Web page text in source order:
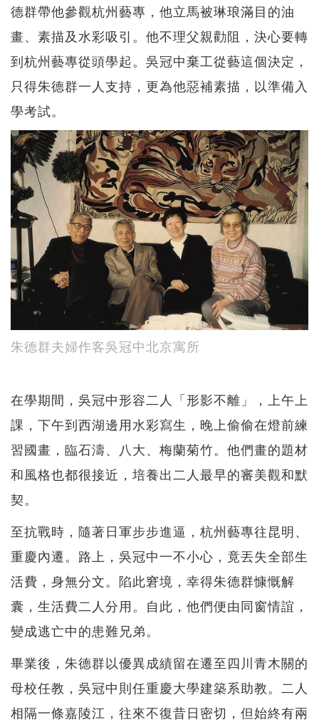
德群帶他參觀杭州藝專，他立馬被琳琅滿目的油
畫、素描及水彩吸引。他不理父親勸阻，決心要轉
到杭州藝專從頭學起。吳冠中棄工從藝這個決定，
只得朱德群一人支持，更為他惡補素描，以準備入
學考試。
朱德群夫婦作客吳冠中北京寓所
在學期間，吳冠中形容二人「形影不離」，上午上
課，下午到西湖邊用水彩寫生，晚上偷偷在燈前練
習國畫，臨石濤、八大、梅蘭菊竹。他們畫的題材
和風格也都很接近，培養出二人最早的審美觀和默
契。
至抗戰時，隨著日軍步步進逼，杭州藝專往昆明、
重慶內遷。路上，吳冠中一不小心，竟丟失全部生
活費，身無分文。陷此窘境，幸得朱德群慷慨解
囊，生活費二人分用。自此，他們便由同窗情誼，
變成逃亡中的患難兄弟。
畢業後，朱德群以優異成績留在遷至四川青木關的
母校任教，吳冠中則任重慶大學建築系助教。二人
相隔一條嘉陵江，往來不復昔日密切，但始終有兩